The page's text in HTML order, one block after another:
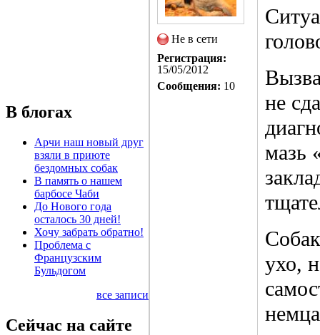
В блогах
Арчи наш новый друг
взяли в приюте
бездомных собак
В память о нашем
барбосе Чаби
До Нового года
осталось 30 дней!
Хочу забрать обратно!
Проблема с
Французским
Бульдогом
все записи
Сейчас на сайте
Не в сети
Регистрация:
15/05/2012
Сообщения: 10
не
мазь
ухо,